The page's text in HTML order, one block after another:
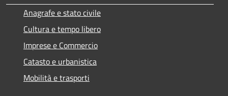
Anagrafe e stato civile
Cultura e tempo libero
Imprese e Commercio
Catasto e urbanistica
Mobilità e trasporti